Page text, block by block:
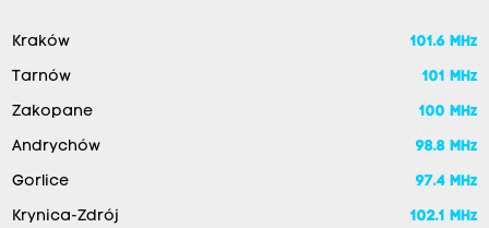
Kraków 101.6 MHz
Tarnów 101 MHz
Zakopane 100 MHz
Andrychów 98.8 MHz
Gorlice 97.4 MHz
Krynica-Zdrój 102.1 MHz